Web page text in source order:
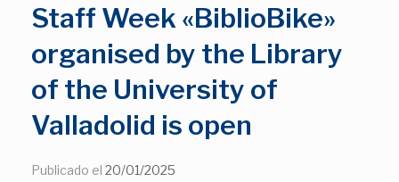
Staff Week «BiblioBike»
organised by the Library
of the University of
Valladolid is open
Publicado el 20/01/2025